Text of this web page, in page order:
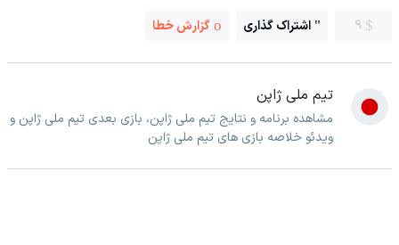
9 اشتراک گذاری گزارش خطا
تیم ملی ژاپن
مشاهده برنامه و نتایج تیم ملی ژاپن، بازی بعدی تیم ملی ژاپن و
ویدئو خلاصه بازی های تیم ملی ژاپن